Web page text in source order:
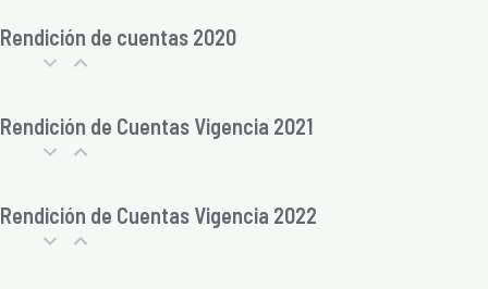
Rendición de cuentas 2020
Rendición de Cuentas Vigencia 2021
Rendición de Cuentas Vigencia 2022